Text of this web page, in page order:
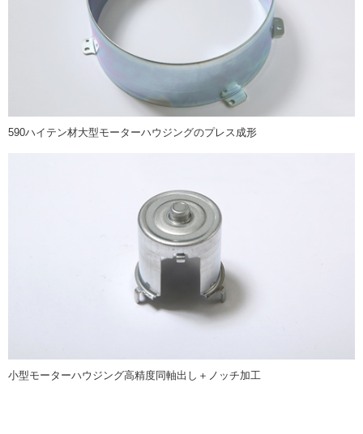
590ハイテン材大型モーターハウジングのプレス成形
小型モーターハウジング高精度同軸出し＋ノッチ加工